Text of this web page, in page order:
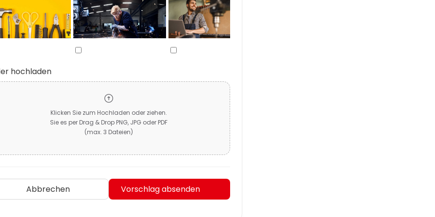
hochladen
Klicken Sie zum Hochladen oder ziehen.
Sie es per Drag & Drop PNG, JPG oder PDF
(max. 3 Dateien)
Abbrechen Vorschlag absenden